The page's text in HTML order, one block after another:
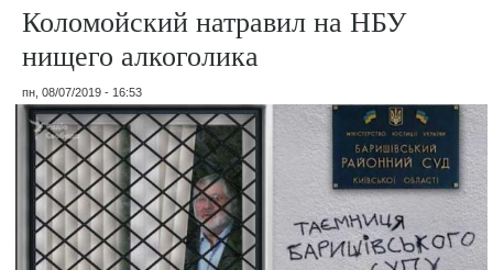
Коломойский натравил на НБУ
нищего алкоголика
пн, 08/07/2019 - 16:53